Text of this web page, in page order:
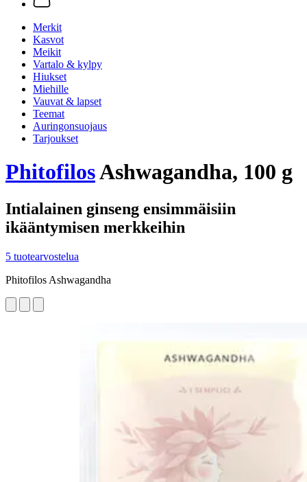
Merkit
Kasvot
Meikit
Vartalo & kylpy
Hiukset
Miehille
Vauvat & lapset
Teemat
Auringonsuojaus
Tarjoukset
PhitofilosAshwagandha, 100 g
Intialainen ginseng ensimmäisiin
ikääntymisen merkkeihin
5 tuotearvostelua
Phitofilos Ashwagandha